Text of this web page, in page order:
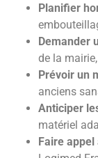
Planifier
Demander
de la
Prévoir un
anciens
Anticiper
matériel
Faire